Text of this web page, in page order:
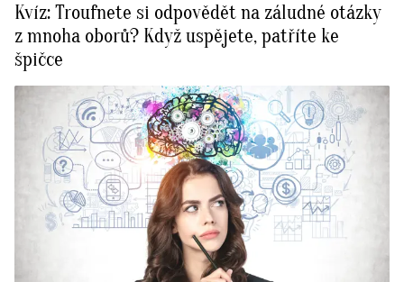
Kvíz: Troufnete si odpovědět na záludné otázky
z mnoha oborů? Když uspějete, patříte ke
špičce